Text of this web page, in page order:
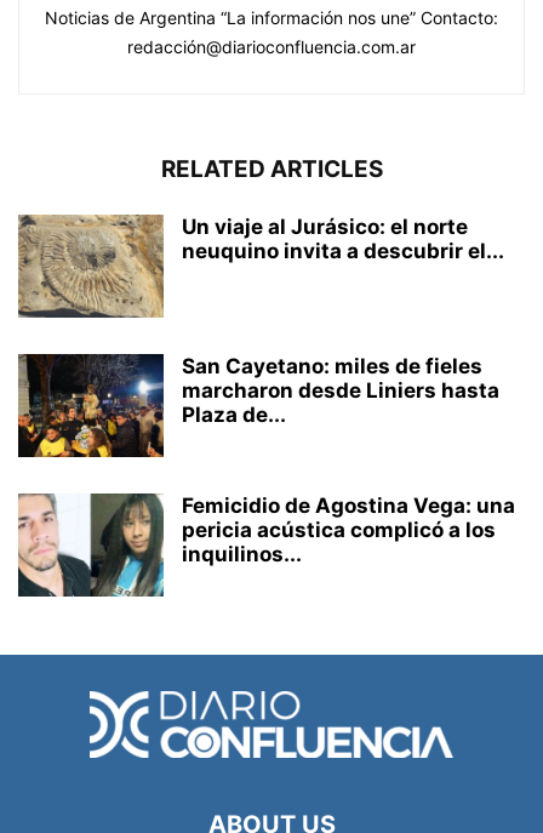
Noticias de Argentina “La información nos une” Contacto:
redacción@diarioconfluencia.com.ar
RELATED ARTICLES
Un viaje al Jurásico: el norte
neuquino invita a descubrir el...
San Cayetano: miles de fieles
marcharon desde Liniers hasta
Plaza de...
Femicidio de Agostina Vega: una
pericia acústica complicó a los
inquilinos...
ABOUT US